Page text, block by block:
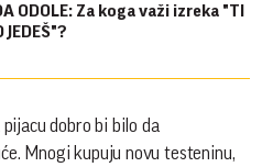
ODOLE: Za koga važi izreka "TI
JEDEŠ"?
dobro bi bilo da
Mnogi kupuju novu testeninu,